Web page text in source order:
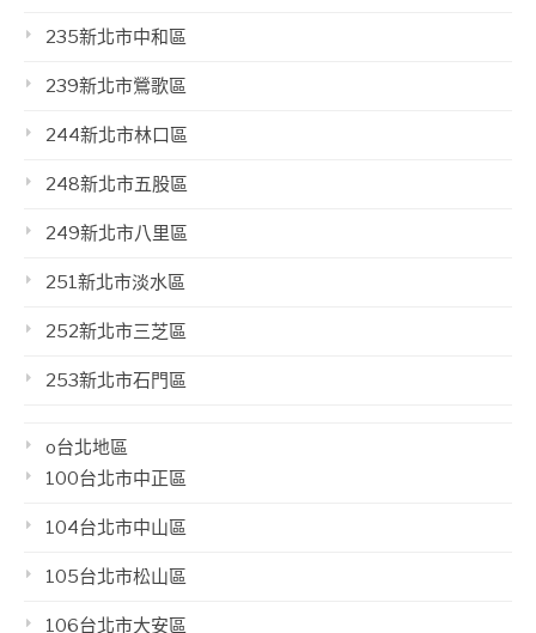
235新北市中和區
239新北市鶯歌區
244新北市林口區
248新北市五股區
249新北市八里區
251新北市淡水區
252新北市三芝區
253新北市石門區
o台北地區
100台北市中正區
104台北市中山區
105台北市松山區
106台北市大安區